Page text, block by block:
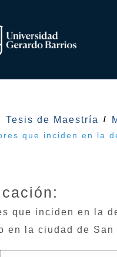
Tesis de Maestría
que inciden en la
que inciden en la
en la ciudad de